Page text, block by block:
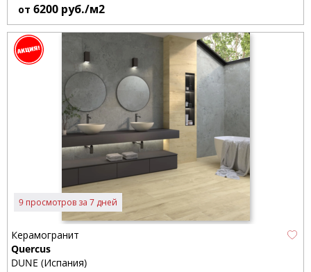
от 6200 руб./м2
9 просмотров за 7 дней
Керамогранит
Quercus
DUNE (Испания)